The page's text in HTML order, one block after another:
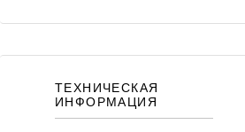
ТЕХНИЧЕСКАЯ
ИНФОРМАЦИЯ